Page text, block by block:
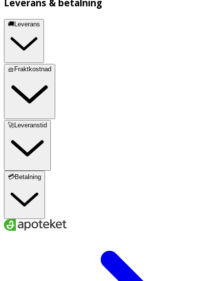
Leverans & betalning
🚚Leverans
🧺Fraktkostnad
🚀Leveranstid
💳Betalning